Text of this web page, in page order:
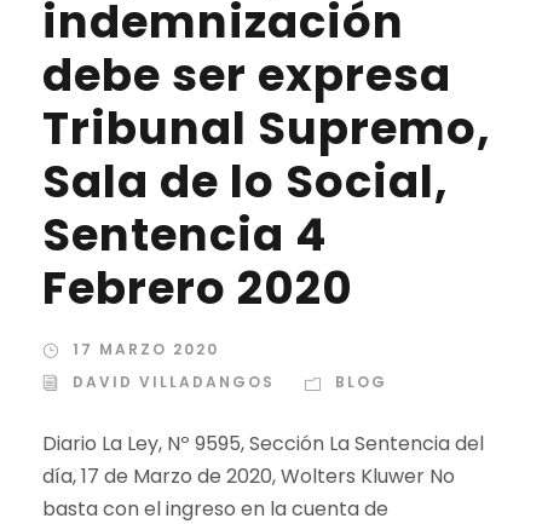
indemnización
debe ser expresa
Tribunal Supremo,
Sala de lo Social,
Sentencia 4
Febrero 2020
17 MARZO 2020
DAVID VILLADANGOS
BLOG
Diario La Ley, Nº 9595, Sección La Sentencia del
día, 17 de Marzo de 2020, Wolters Kluwer No
basta con el ingreso en la cuenta de